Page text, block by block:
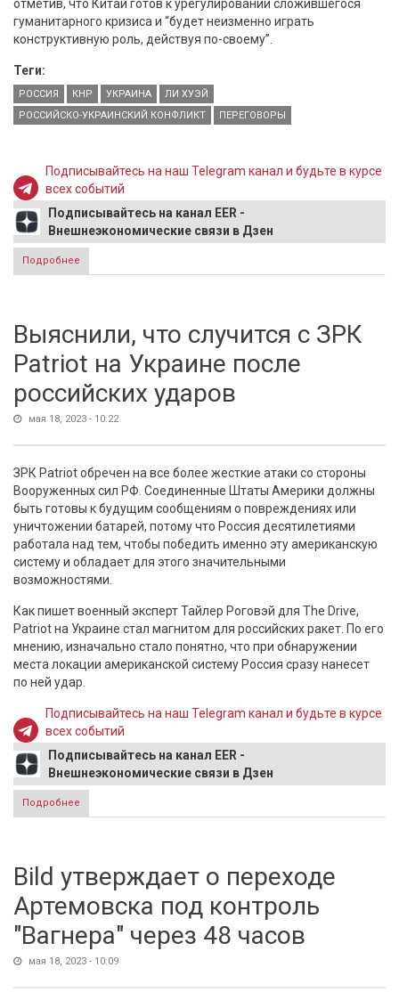
отметив, что Китай готов к урегулировании сложившегося
гуманитарного кризиса и “будет неизменно играть
конструктивную роль, действуя по-своему”.
Теги:
РОССИЯ КНР УКРАИНА
ЛИ ХУЭЙ
РОССИЙСКО-УКРАИНСКИЙ КОНФЛИКТ
ПЕРЕГОВОРЫ
Подписывайтесь на наш Telegram канал и будьте в курсе
всех событий
Подписывайтесь на канал EER -
Внешнеэкономические связи в Дзен
Подробнее
универсального решения по украинскому кризису
Выяснили, что случится с ЗРК
Patriot на Украине после
российских ударов
мая 18, 2023 - 10:22
ЗРК Patriot обречен на все более жесткие атаки со стороны
Вооруженных сил РФ. Соединенные Штаты Америки должны
быть готовы к будущим сообщениям о повреждениях или
уничтожении батарей, потому что Россия десятилетиями
работала над тем, чтобы победить именно эту американскую
систему и обладает для этого значительными
возможностями.
Как пишет военный эксперт Тайлер Роговэй для The Drive,
Patriot на Украине стал магнитом для российских ракет. По его
мнению, изначально стало понятно, что при обнаружении
места локации американской систему Россия сразу нанесет
по ней удар.
Подписывайтесь на наш Telegram канал и будьте в курсе
всех событий
Подписывайтесь на канал EER -
Внешнеэкономические связи в Дзен
Подробнее
российских ударов
Bild утверждает о переходе
Артемовска под контроль
"Вагнера" через 48 часов
мая 18, 2023 - 10:09